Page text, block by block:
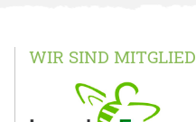
WIR SIND MITGLIED